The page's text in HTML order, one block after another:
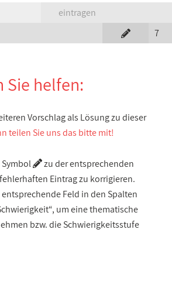
eintragen
7
Sie helfen:
Vorschlag als Lösung zu dieser
teilen Sie uns das bitte mit!
Symbol
zu der entsprechenden
Eintrag zu korrigieren.
Feld in den Spalten
um eine thematische
bzw. die Schwierigkeitsstufe